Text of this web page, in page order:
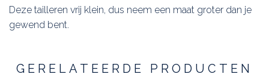
Deze tailleren vrij klein, dus neem een maat groter dan je
gewend bent.
GERELATEERDE PRODUCTEN